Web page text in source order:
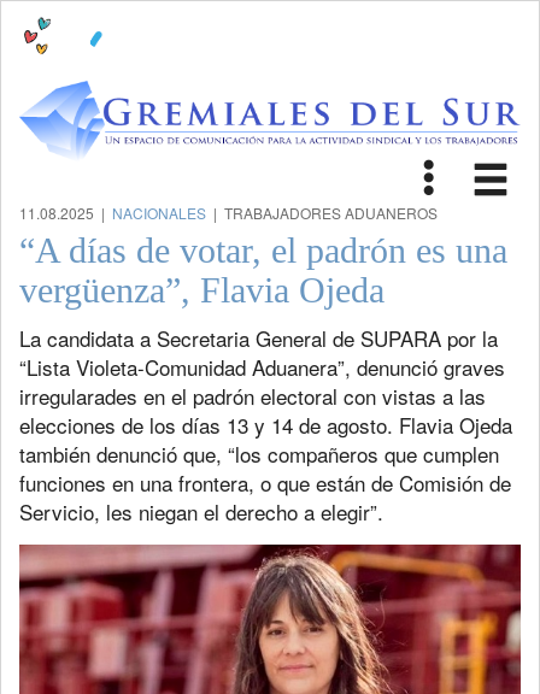
Toggle
11.08.2025 | NACIONALES | TRABAJADORES ADUANEROS
“A días de votar, el padrón es una
vergüenza”, Flavia Ojeda
La candidata a Secretaria General de SUPARA por la
“Lista Violeta-Comunidad Aduanera”, denunció graves
irregularades en el padrón electoral con vistas a las
elecciones de los días 13 y 14 de agosto. Flavia Ojeda
también denunció que, “los compañeros que cumplen
funciones en una frontera, o que están de Comisión de
Servicio, les niegan el derecho a elegir”.
Previous Next